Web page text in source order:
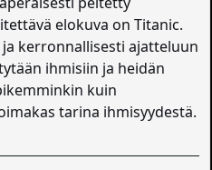
elokuva on Titanic.
kerronnallisesti ajatteluun
ihmisiin ja heidän
kuin
tarina ihmisyydestä.